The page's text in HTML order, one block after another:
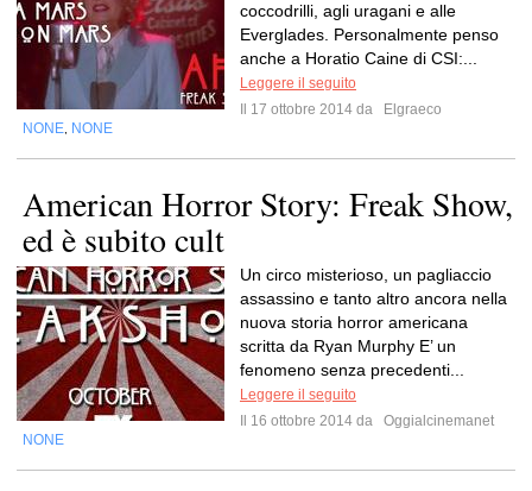
coccodrilli, agli uragani e alle
Everglades. Personalmente penso
anche a Horatio Caine di CSI:...
Leggere il seguito
Il 17 ottobre 2014 da
Elgraeco
NONE NONE
American Horror Story: Freak Show,
ed è subito cult
Un circo misterioso, un pagliaccio
assassino e tanto altro ancora nella
nuova storia horror americana
scritta da Ryan Murphy E’ un
fenomeno senza precedenti...
Leggere il seguito
Il 16 ottobre 2014 da
Oggialcinemanet
NONE